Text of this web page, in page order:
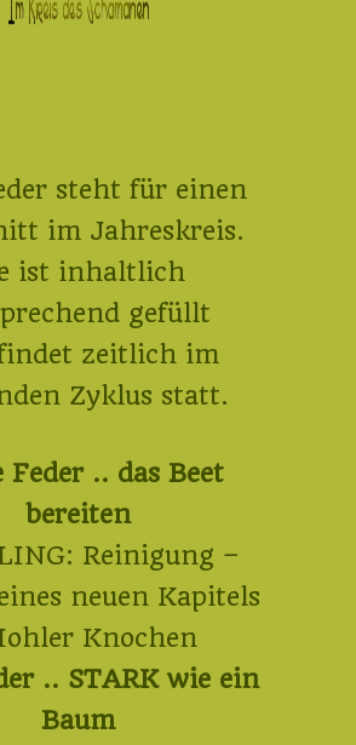
steht für einen
im Jahreskreis.
ist inhaltlich
gefüllt
zeitlich im
Zyklus statt.
Feder .. das Beet
bereiten
Reinigung –
neuen Kapitels
Knochen
.. STARK wie ein
Baum